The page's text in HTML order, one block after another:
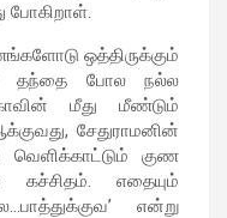
போகிறாள்.
ஒத்திருக்கும்
தந்தை போல நல்ல
மீது மீண்டும்
சேதுராமனின்
குண
கச்சிதம். எதையும்
என்று